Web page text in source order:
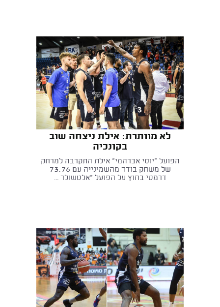
לא מוותרת: אילת ניצחה שוב
בקונכיה
הפועל "יוסי אברהמי" אילת התקרבה למרחק
של משחק בודד מהשמינייה עם 73:76
דרמטי בחוץ על הפועל "אלטשולר ...